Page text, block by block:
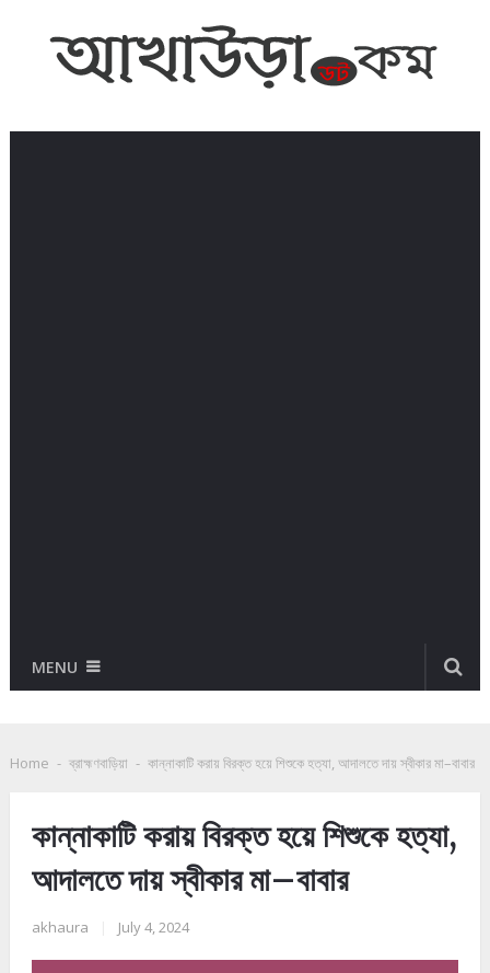
MENU
Home - ব্রাহ্মণবাড়িয়া - কান্নাকাটি করায় বিরক্ত হয়ে শিশুকে হত্যা, আদালতে দায় স্বীকার মা–বাবার
কান্নাকাটি করায় বিরক্ত হয়ে শিশুকে হত্যা,
আদালতে দায় স্বীকার মা–বাবার
akhaura July 4, 2024